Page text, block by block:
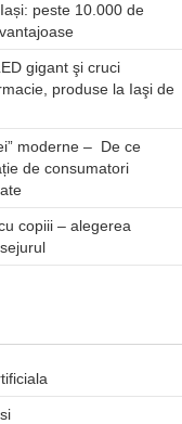
peste 10.000 de
gigant şi cruci
produse la Iaşi de
moderne – De ce
de consumatori
copiii – alegerea